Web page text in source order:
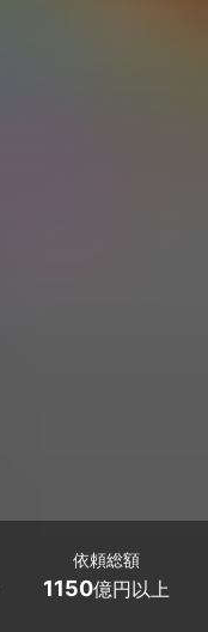
依頼総額
1150億円以上